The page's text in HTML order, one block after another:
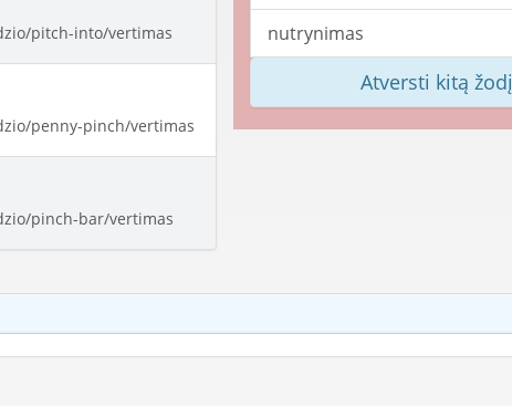
pitch-into/vertimas
penny-pinch/vertimas
pinch-bar/vertimas
nutrynimas
Atversti kitą žodį